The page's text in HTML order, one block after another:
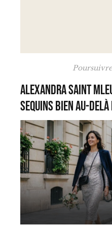
Alexandra Saint
sequins bien au-